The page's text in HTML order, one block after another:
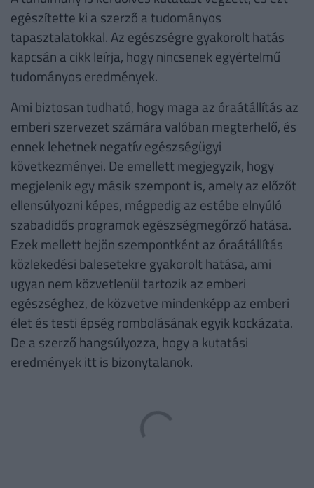
egészítette ki a szerző a tudományos
tapasztalatokkal. Az egészségre gyakorolt hatás
kapcsán a cikk leírja, hogy nincsenek egyértelmű
tudományos eredmények.
Ami biztosan tudható, hogy maga az óraátállítás az
emberi szervezet számára valóban megterhelő, és
ennek lehetnek negatív egészségügyi
következményei. De emellett megjegyzik, hogy
megjelenik egy másik szempont is, amely az előzőt
ellensúlyozni képes, mégpedig az estébe elnyúló
szabadidős programok egészségmegőrző hatása.
Ezek mellett bejön szempontként az óraátállítás
közlekedési balesetekre gyakorolt hatása, ami
ugyan nem közvetlenül tartozik az emberi
egészséghez, de közvetve mindenképp az emberi
élet és testi épség rombolásának egyik kockázata.
De a szerző hangsúlyozza, hogy a kutatási
eredmények itt is bizonytalanok.